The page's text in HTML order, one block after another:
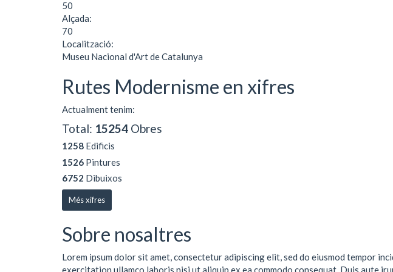
50
Alçada:
70
Localització:
Museu Nacional d'Art de Catalunya
Rutes Modernisme en xifres
Actualment tenim:
Total: 15254 Obres
1258 Edificis
1526 Pintures
6752 Dibuixos
Més xifres
Sobre nosaltres
Lorem ipsum dolor sit amet, consectetur adipiscing elit, sed do eiusmod tempor
exercitation ullamco laboris nisi ut aliquip ex ea commodo consequat. Duis aute